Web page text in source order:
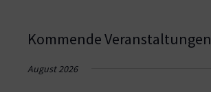
Kommende Veranstaltungen
August 2026